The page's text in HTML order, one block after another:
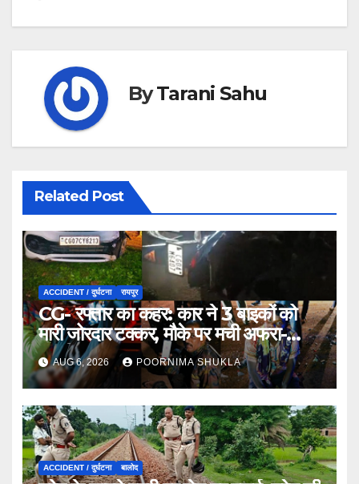
ByTarani Sahu
Related Post
ACCIDENT / दुर्घटना रायपुर
CG- रफ्तार का कहर: कार ने 3 बाइकों को
मारी जोरदार टक्कर, मौके पर मची अफरा-
तफरी…
AUG 6, 2026 POORNIMA SHUKLA
ACCIDENT / दुर्घटना बालोद